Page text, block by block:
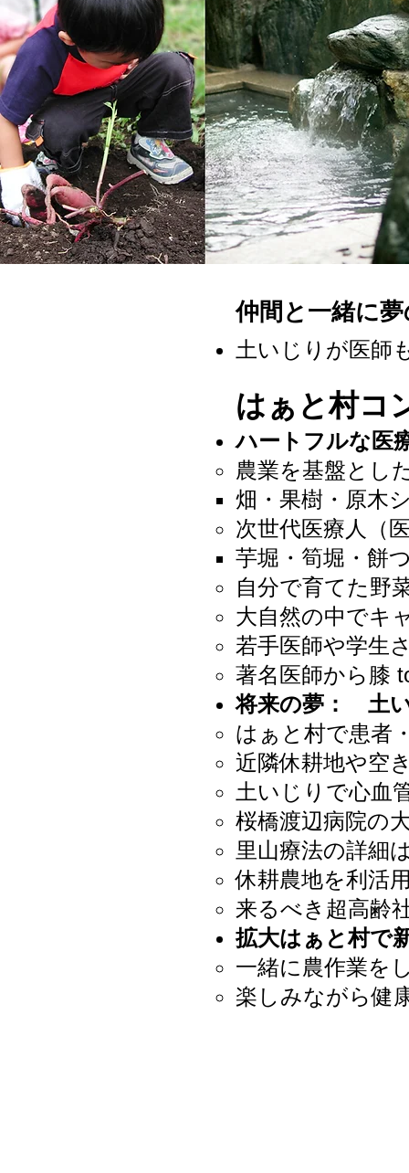
仲間 と一緒に
土いじりが医師
はぁと村コ
ハートフルな医
農業を基盤とし
畑・果樹・原木
次世代医療人（
芋堀・筍堀・餅
自分で育てた野
大自然の中でキ
若手医師や学生
著名医師から膝
将来の夢： 土
はぁと村で患者
近隣休耕地や空
土いじりで心血
桜橋渡辺病院の
里山療法の詳細
休耕農地を利活
来るべき超高齢
拡大はぁと村で
一緒に農作業を
楽しみながら健